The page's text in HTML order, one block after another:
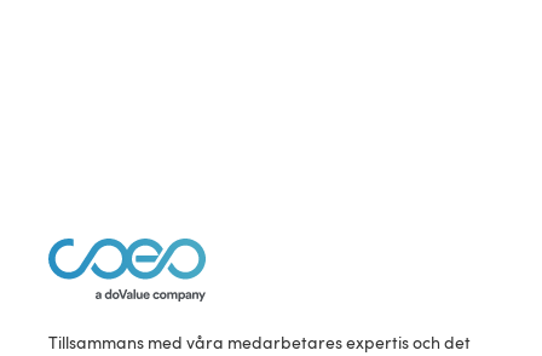
Tillsammans med våra medarbetares expertis och det